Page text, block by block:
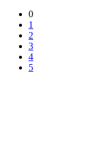
0
1
2
3
4
5